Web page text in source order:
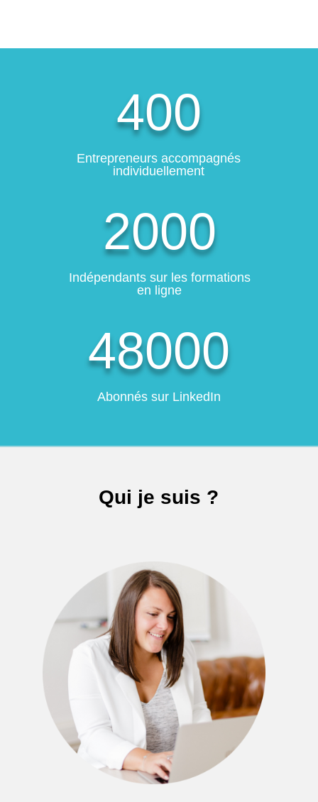
400
Entrepreneurs accompagnés
individuellement
2000
Indépendants sur les formations
en ligne
48000
Abonnés sur LinkedIn
Qui je suis ?